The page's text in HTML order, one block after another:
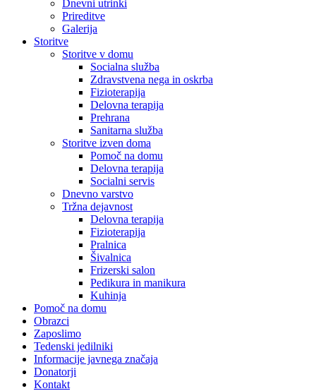
Dnevni utrinki
Prireditve
Galerija
Storitve
Storitve v domu
Socialna služba
Zdravstvena nega in oskrba
Fizioterapija
Delovna terapija
Prehrana
Sanitarna služba
Storitve izven doma
Pomoč na domu
Delovna terapija
Socialni servis
Dnevno varstvo
Tržna dejavnost
Delovna terapija
Fizioterapija
Pralnica
Šivalnica
Frizerski salon
Pedikura in manikura
Kuhinja
Pomoč na domu
Obrazci
Zaposlimo
Tedenski jedilniki
Informacije javnega značaja
Donatorji
Kontakt